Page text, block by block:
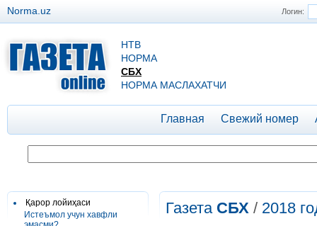
Логин:
Norma.uz
НТВ
НОРМА
СБХ
НОРМА МАСЛАХАТЧИ
Главная Свежий номер
Қарор лойиҳаси
Истеъмол учун хавфли
Газета СБХ / 2018